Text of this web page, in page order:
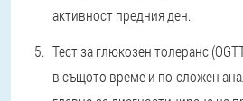
активност предния ден.
Тест за глюкозен толеранс
в същото време и по-сложен